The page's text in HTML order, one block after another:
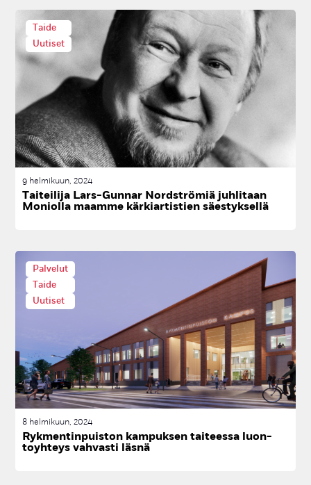
Taide
Uutiset
9 helmikuun, 2024
Tai­tei­li­ja Lars-Gun­nar Nordst­rö­miä juh­li­taan
Mo­niol­la maam­me kär­kiar­tis­tien säes­tyk­sel­lä
Palvelut
Taide
Uutiset
8 helmikuun, 2024
Ryk­men­tin­puis­ton kam­puk­sen tai­tees­sa luon­
toyh­teys vah­vas­ti läs­nä